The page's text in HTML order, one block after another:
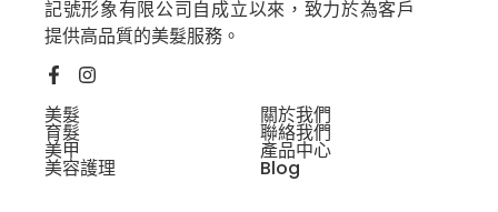
記號形象有限公司自成立以來，致力於為客戶
提供高品質的美髮服務。
美髮
育髮
美甲
美容護理
關於我們
聯絡我們
產品中心
Blog